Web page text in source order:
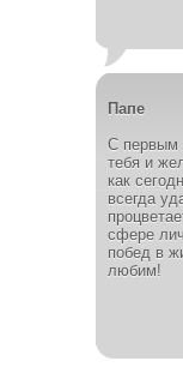
Папе
С первым
тебя и
как
всегда
сфере
побед в
любим!